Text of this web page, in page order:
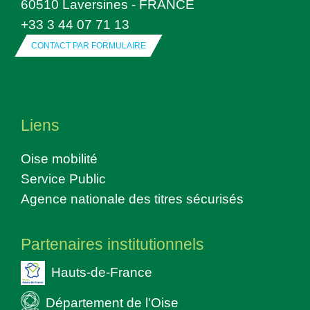
60510 Laversines - FRANCE
+33 3 44 07 71 13
CONTACT PAR FORMULAIRE
Liens
Oise mobilité
Service Public
Agence nationale des titres sécurisés
Partenaires institutionnels
Hauts-de-France
Département de l'Oise